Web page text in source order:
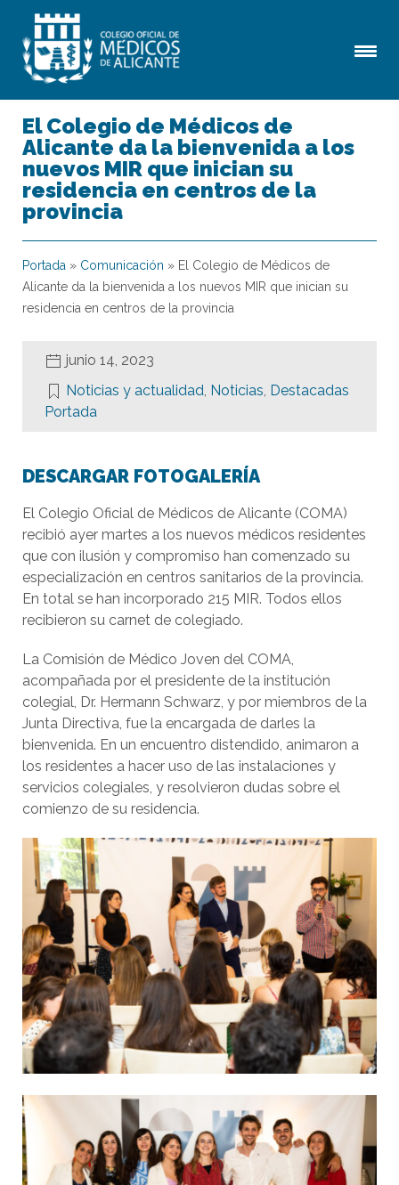
El Colegio de Médicos de
Alicante da la bienvenida a los
nuevos MIR que inician su
residencia en centros de la
provincia
Portada » Comunicación » El Colegio de Médicos de
Alicante da la bienvenida a los nuevos MIR que inician su
residencia en centros de la provincia
junio 14, 2023
Noticias y actualidad, Noticias, Destacadas
Portada
DESCARGAR FOTOGALERÍA
El Colegio Oficial de Médicos de Alicante (COMA)
recibió ayer martes a los nuevos médicos residentes
que con ilusión y compromiso han comenzado su
especialización en centros sanitarios de la provincia.
En total se han incorporado 215 MIR. Todos ellos
recibieron su carnet de colegiado.
La Comisión de Médico Joven del COMA,
acompañada por el presidente de la institución
colegial, Dr. Hermann Schwarz, y por miembros de la
Junta Directiva, fue la encargada de darles la
bienvenida. En un encuentro distendido, animaron a
los residentes a hacer uso de las instalaciones y
servicios colegiales, y resolvieron dudas sobre el
comienzo de su residencia.